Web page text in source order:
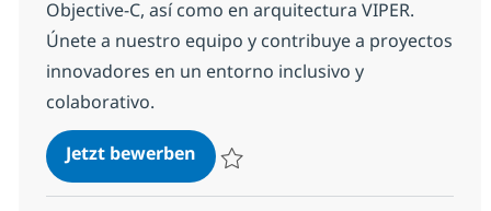
Objective-C, así como en arquitectura VIPER.
Únete a nuestro equipo y contribuye a proyectos
innovadores en un entorno inclusivo y
colaborativo.
Jetzt bewerbeniOS Developer